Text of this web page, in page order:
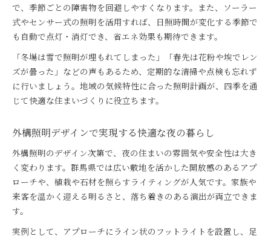
で、季節ごとの障害物を回避しやすくなります。また、ソーラー
式やセンサー式の照明を活用すれば、日照時間が変化する季節で
も自動で点灯・消灯でき、省エネ効果も期待できます。
「冬場は雪で照明が埋もれてしまった」「春先は花粉や埃でレン
ズが曇った」などの声もあるため、定期的な清掃や点検も忘れず
に行いましょう。地域の気候特性に合った照明計画が、四季を通
じて快適な住まいづくりに役立ちます。
外構照明デザインで実現する快適な夜の暮らし
外構照明のデザイン次第で、夜の住まいの雰囲気や安全性は大き
く変わります。群馬県では広い敷地を活かした開放感のあるアプ
ローチや、植栽や石材を照らすライティングが人気です。家族や
来客を温かく迎える明るさと、落ち着きのある演出が両立できま
す。
実例として、アプローチにライン状のフットライトを設置し、足